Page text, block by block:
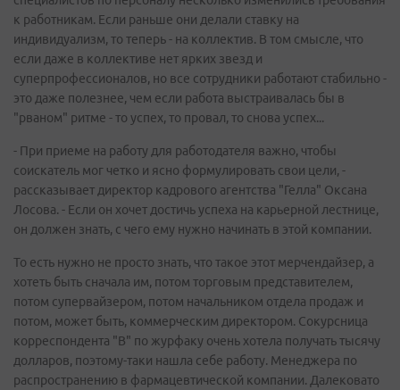
к работникам. Если раньше они делали ставку на
индивидуализм, то теперь - на коллектив. В том смысле, что
если даже в коллективе нет ярких звезд и
суперпрофессионалов, но все сотрудники работают стабильно -
это даже полезнее, чем если работа выстраивалась бы в
"рваном" ритме - то успех, то провал, то снова успех...
- При приеме на работу для работодателя важно, чтобы
соискатель мог четко и ясно формулировать свои цели, -
рассказывает директор кадрового агентства "Гелла" Оксана
Лосова. - Если он хочет достичь успеха на карьерной лестнице,
он должен знать, с чего ему нужно начинать в этой компании.
То есть нужно не просто знать, что такое этот мерчендайзер, а
хотеть быть сначала им, потом торговым представителем,
потом супервайзером, потом начальником отдела продаж и
потом, может быть, коммерческим директором. Сокурсница
корреспондента "В" по журфаку очень хотела получать тысячу
долларов, поэтому-таки нашла себе работу. Менеджера по
распространению в фармацевтической компании. Далековато